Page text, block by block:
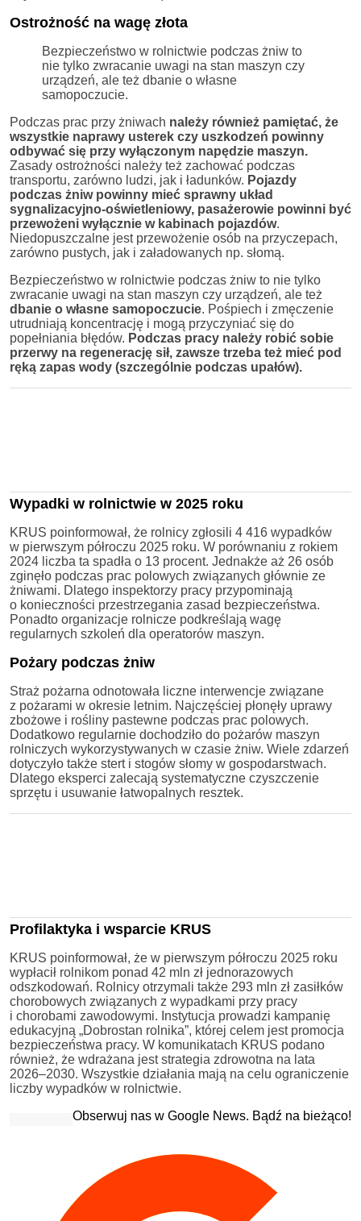
Ostrożność na wagę złota
Bezpieczeństwo w rolnictwie podczas żniw to
nie tylko zwracanie uwagi na stan maszyn czy
urządzeń, ale też dbanie o własne
samopoczucie.
Podczas prac przy żniwach należy również pamiętać, że
wszystkie naprawy usterek czy uszkodzeń powinny
odbywać się przy wyłączonym napędzie maszyn.
Zasady ostrożności należy też zachować podczas
transportu, zarówno ludzi, jak i ładunków. Pojazdy
podczas żniw powinny mieć sprawny układ
sygnalizacyjno-oświetleniowy, pasażerowie powinni być
przewożeni wyłącznie w kabinach pojazdów.
Niedopuszczalne jest przewożenie osób na przyczepach,
zarówno pustych, jak i załadowanych np. słomą.
Bezpieczeństwo w rolnictwie podczas żniw to nie tylko
zwracanie uwagi na stan maszyn czy urządzeń, ale też
dbanie o własne samopoczucie. Pośpiech i zmęczenie
utrudniają koncentrację i mogą przyczyniać się do
popełniania błędów. Podczas pracy należy robić sobie
przerwy na regenerację sił, zawsze trzeba też mieć pod
ręką zapas wody (szczególnie podczas upałów).
Wypadki w rolnictwie w 2025 roku
KRUS poinformował, że rolnicy zgłosili 4 416 wypadków
w pierwszym półroczu 2025 roku. W porównaniu z rokiem
2024 liczba ta spadła o 13 procent. Jednakże aż 26 osób
zginęło podczas prac polowych związanych głównie ze
żniwami. Dlatego inspektorzy pracy przypominają
o konieczności przestrzegania zasad bezpieczeństwa.
Ponadto organizacje rolnicze podkreślają wagę
regularnych szkoleń dla operatorów maszyn.
Pożary podczas żniw
Straż pożarna odnotowała liczne interwencje związane
z pożarami w okresie letnim. Najczęściej płonęły uprawy
zbożowe i rośliny pastewne podczas prac polowych.
Dodatkowo regularnie dochodziło do pożarów maszyn
rolniczych wykorzystywanych w czasie żniw. Wiele zdarzeń
dotyczyło także stert i stogów słomy w gospodarstwach.
Dlatego eksperci zalecają systematyczne czyszczenie
sprzętu i usuwanie łatwopalnych resztek.
Profilaktyka i wsparcie KRUS
KRUS poinformował, że w pierwszym półroczu 2025 roku
wypłacił rolnikom ponad 42 mln zł jednorazowych
odszkodowań. Rolnicy otrzymali także 293 mln zł zasiłków
chorobowych związanych z wypadkami przy pracy
i chorobami zawodowymi. Instytucja prowadzi kampanię
edukacyjną „Dobrostan rolnika”, której celem jest promocja
bezpieczeństwa pracy. W komunikatach KRUS podano
również, że wdrażana jest strategia zdrowotna na lata
2026–2030. Wszystkie działania mają na celu ograniczenie
liczby wypadków w rolnictwie.
Obserwuj nas w Google News. Bądź na bieżąco!